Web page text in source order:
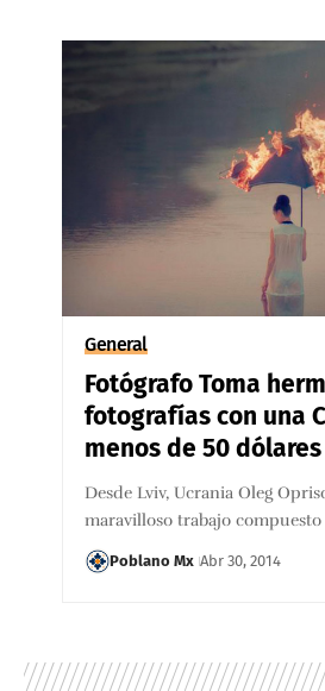
General
Fotógrafo Toma
fotografías con una
menos de 50 dólares
Desde Lviv, Ucrania Oleg
maravilloso trabajo
Poblano Mx Abr 30, 2014